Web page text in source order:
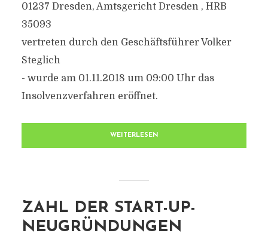
01237 Dresden, Amtsgericht Dresden , HRB
35093
vertreten durch den Geschäftsführer Volker
Steglich
- wurde am 01.11.2018 um 09:00 Uhr das
Insolvenzverfahren eröffnet.
WEITERLESEN
ZAHL DER START-UP-
NEUGRÜNDUNGEN